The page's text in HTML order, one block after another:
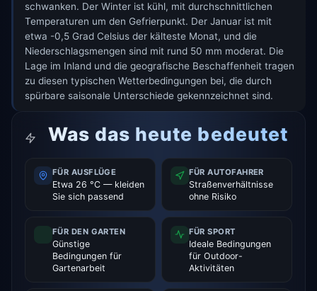
schwanken. Der Winter ist kühl, mit durchschnittlichen
Temperaturen um den Gefrierpunkt. Der Januar ist mit
etwa -0,5 Grad Celsius der kälteste Monat, und die
Niederschlagsmengen sind mit rund 50 mm moderat. Die
Lage im Inland und die geografische Beschaffenheit tragen
zu diesen typischen Wetterbedingungen bei, die durch
spürbare saisonale Unterschiede gekennzeichnet sind.
Was das heute bedeutet
FÜR AUSFLÜGE
Etwa 26 °C — kleiden
Sie sich passend
FÜR AUTOFAHRER
Straßenverhältnisse
ohne Risiko
FÜR DEN GARTEN
Günstige
Bedingungen für
Gartenarbeit
FÜR SPORT
Ideale Bedingungen
für Outdoor-
Aktivitäten